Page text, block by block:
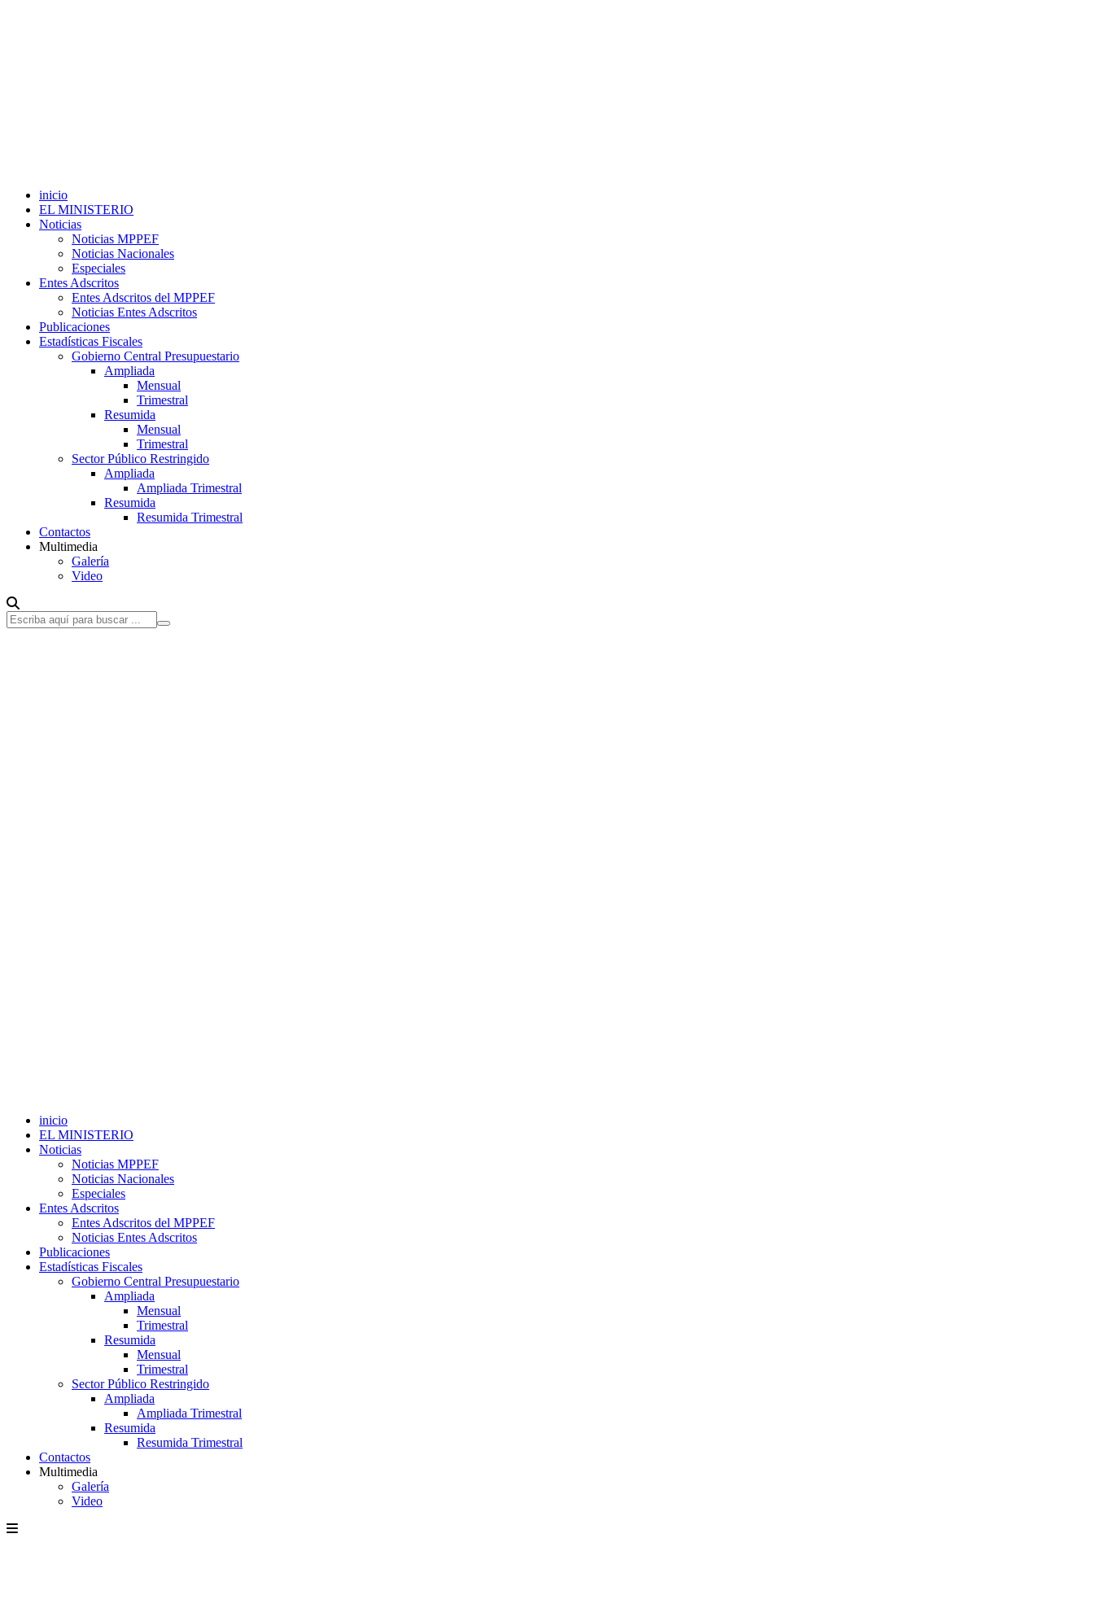
inicio
EL MINISTERIO
Noticias
Noticias MPPEF
Noticias Nacionales
Especiales
Entes Adscritos
Entes Adscritos del MPPEF
Noticias Entes Adscritos
Publicaciones
Estadísticas Fiscales
Gobierno Central Presupuestario
Ampliada
Mensual
Trimestral
Resumida
Mensual
Trimestral
Sector Público Restringido
Ampliada
Ampliada Trimestral
Resumida
Resumida Trimestral
Contactos
Multimedia
Galería
Video
inicio
EL MINISTERIO
Noticias
Noticias MPPEF
Noticias Nacionales
Especiales
Entes Adscritos
Entes Adscritos del MPPEF
Noticias Entes Adscritos
Publicaciones
Estadísticas Fiscales
Gobierno Central Presupuestario
Ampliada
Mensual
Trimestral
Resumida
Mensual
Trimestral
Sector Público Restringido
Ampliada
Ampliada Trimestral
Resumida
Resumida Trimestral
Contactos
Multimedia
Galería
Video